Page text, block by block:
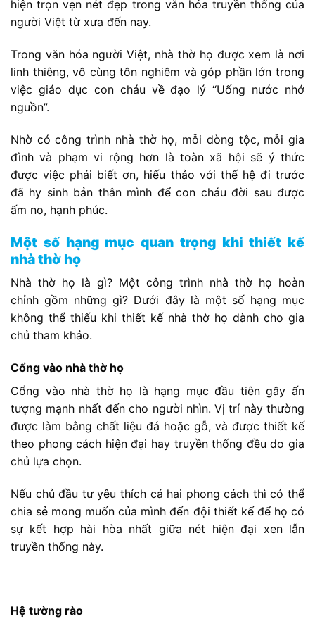
hiện trọn vẹn nét đẹp trong văn hóa truyền thống của
người Việt từ xưa đến nay.
Trong văn hóa người Việt, nhà thờ họ được xem là nơi
linh thiêng, vô cùng tôn nghiêm và góp phần lớn trong
việc giáo dục con cháu về đạo lý “Uống nước nhớ
nguồn”.
Nhờ có công trình nhà thờ họ, mỗi dòng tộc, mỗi gia
đình và phạm vi rộng hơn là toàn xã hội sẽ ý thức
được việc phải biết ơn, hiếu thảo với thế hệ đi trước
đã hy sinh bản thân mình để con cháu đời sau được
ấm no, hạnh phúc.
Một số hạng mục quan trọng khi thiết kế
nhà thờ họ
Nhà thờ họ là gì? Một công trình nhà thờ họ hoàn
chỉnh gồm những gì? Dưới đây là một số hạng mục
không thể thiếu khi thiết kế nhà thờ họ dành cho gia
chủ tham khảo.
Cổng vào nhà thờ họ
Cổng vào nhà thờ họ là hạng mục đầu tiên gây ấn
tượng mạnh nhất đến cho người nhìn. Vị trí này thường
được làm bằng chất liệu đá hoặc gỗ, và được thiết kế
theo phong cách hiện đại hay truyền thống đều do gia
chủ lựa chọn.
Nếu chủ đầu tư yêu thích cả hai phong cách thì có thể
chia sẻ mong muốn của mình đến đội thiết kế để họ có
sự kết hợp hài hòa nhất giữa nét hiện đại xen lẫn
truyền thống này.
Hệ tường rào